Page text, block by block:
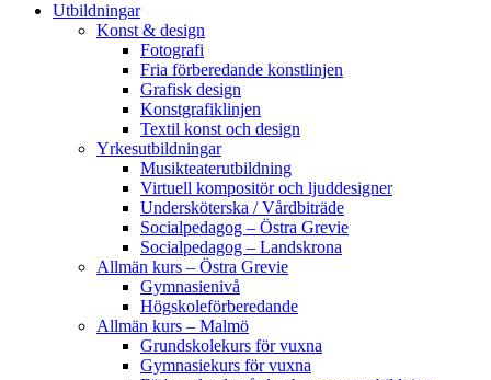
Utbildningar
Konst & design
Fotografi
Fria förberedande konstlinjen
Grafisk design
Konstgrafiklinjen
Textil konst och design
Yrkesutbildningar
Musikteaterutbildning
Virtuell kompositör och ljuddesigner
Undersköterska / Vårdbiträde
Socialpedagog – Östra Grevie
Socialpedagog – Landskrona
Allmän kurs – Östra Grevie
Gymnasienivå
Högskoleförberedande
Allmän kurs – Malmö
Grundskolekurs för vuxna
Gymnasiekurs för vuxna